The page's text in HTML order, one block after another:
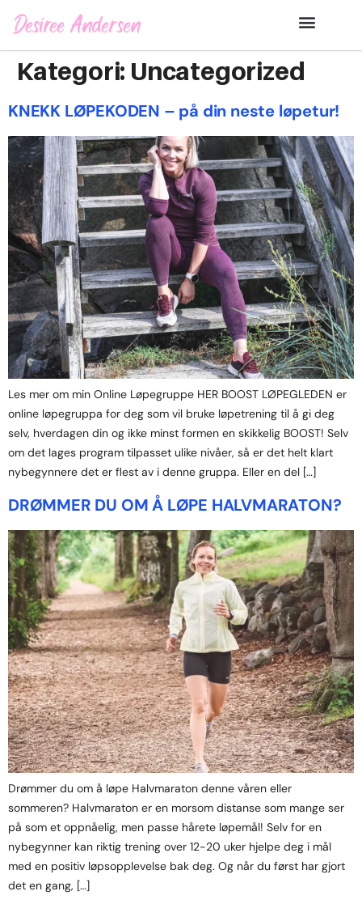
Desiree Andersen
Kategori: Uncategorized
KNEKK LØPEKODEN – på din neste løpetur!
Les mer om min Online Løpegruppe HER BOOST LØPEGLEDEN er
online løpegruppa for deg som vil bruke løpetrening til å gi deg
selv, hverdagen din og ikke minst formen en skikkelig BOOST! Selv
om det lages program tilpasset ulike nivåer, så er det helt klart
nybegynnere det er flest av i denne gruppa. Eller en del […]
DRØMMER DU OM Å LØPE HALVMARATON?
Drømmer du om å løpe Halvmaraton denne våren eller
sommeren? Halvmaraton er en morsom distanse som mange ser
på som et oppnåelig, men passe hårete løpemål! Selv for en
nybegynner kan riktig trening over 12-20 uker hjelpe deg i mål
med en positiv løpsopplevelse bak deg. Og når du først har gjort
det en gang, […]